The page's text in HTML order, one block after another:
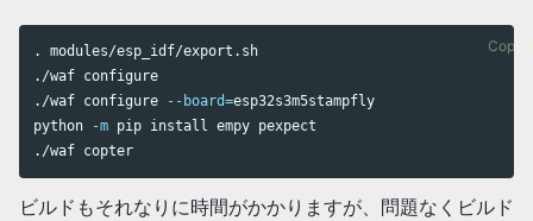
Copy
.
modules/esp_idf/export.sh
./waf configure
./waf configure
--board=esp32s3m5stampfly
python
-m pip install empy pexpect
ビルドもそれなりに時間がかかりますが、問題なくビルド